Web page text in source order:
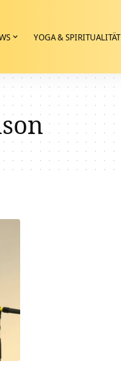
YOGA & SPIRITUALITÄT